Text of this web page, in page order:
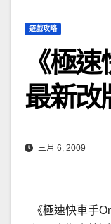
遊戲攻略
《極
最新改
三月 6, 2009
《極速快車手